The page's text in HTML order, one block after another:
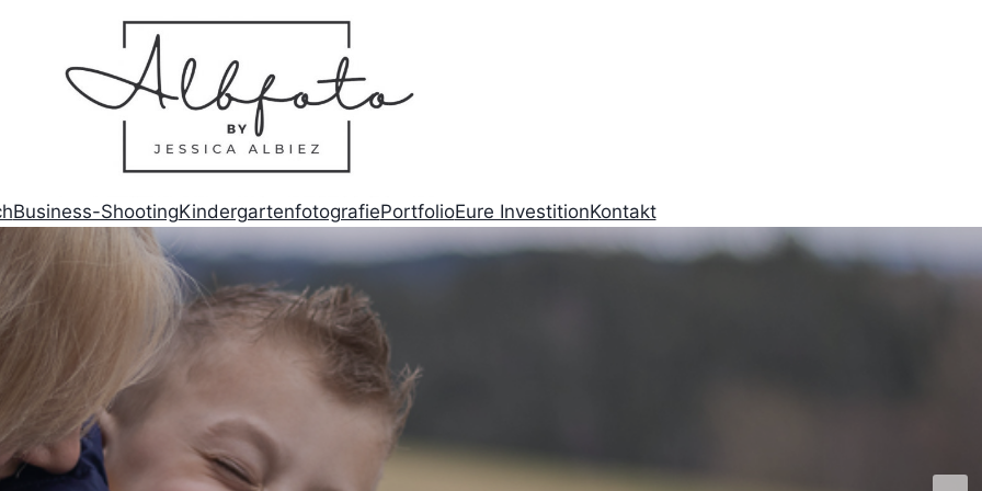
Business-ShootingKindergartenfotografiePortfolioEure InvestitionKontakt